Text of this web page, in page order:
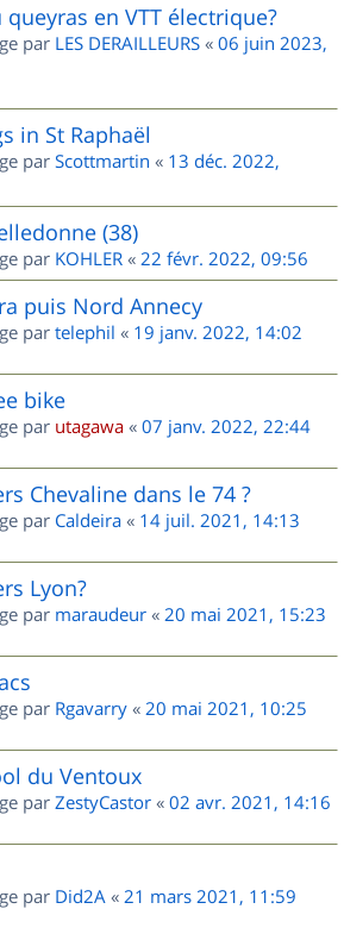
queyras en VTT électrique?
par LES DERAILLEURS « 06 juin 2023,
in St Raphaël
par Scottmartin « 13 déc. 2022,
(38)
par KOHLER « 22 févr. 2022, 09:56
puis Nord Annecy
par telephil « 19 janv. 2022, 14:02
bike
par utagawa « 07 janv. 2022, 22:44
Chevaline dans le 74 ?
par Caldeira « 14 juil. 2021, 14:13
Lyon?
par maraudeur « 20 mai 2021, 15:23
par Rgavarry « 20 mai 2021, 10:25
du Ventoux
par ZestyCastor « 02 avr. 2021, 14:16
par Did2A « 21 mars 2021, 11:59